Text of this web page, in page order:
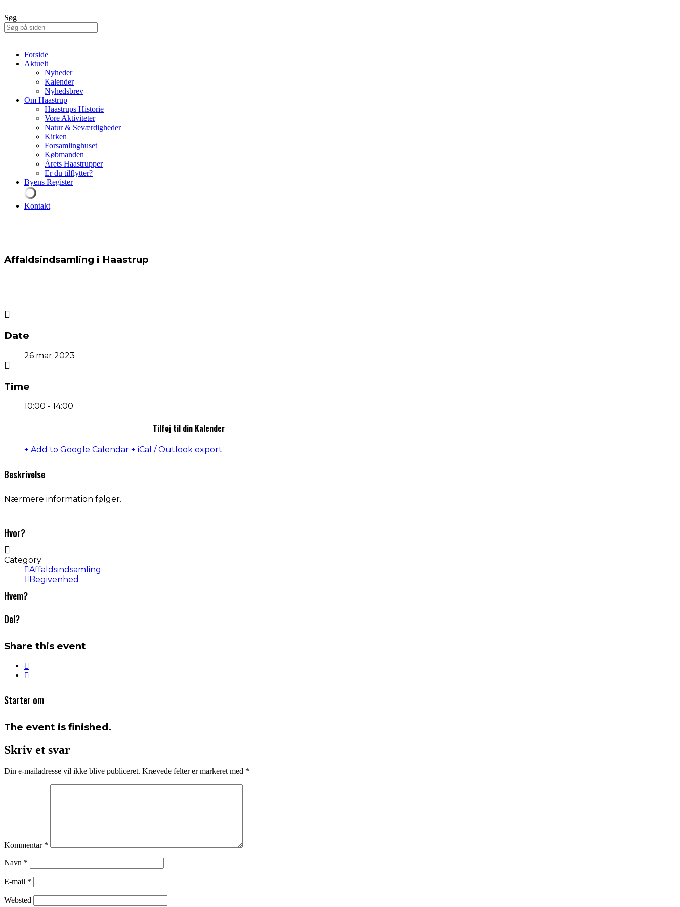
Søg
Forside
Aktuelt
Nyheder
Kalender
Nyhedsbrev
Om Haastrup
Haastrups Historie
Vore Aktiviteter
Natur & Seværdigheder
Kirken
Forsamlinghuset
Købmanden
Årets Haastrupper
Er du tilflytter?
Byens Register
Kontakt
Affaldsindsamling i Haastrup
Date
26 mar 2023
Time
10:00 - 14:00
Tilføj til din Kalender
+ Add to Google Calendar + iCal / Outlook export
Beskrivelse
Nærmere information følger.
Hvor?
Category
Affaldsindsamling
Begivenhed
Hvem?
Del?
Share this event
Starter om
The event is finished.
Skriv et svar
Din e-mailadresse vil ikke blive publiceret. Krævede felter er markeret med *
Kommentar *
Navn *
E-mail *
Websted